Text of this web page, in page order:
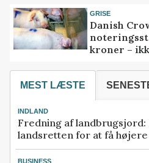
GRISE
Danish
kroner –
MEST LÆSTE
INDLAND
Fredning af landbrugsjord:
landsretten for at få
BUSINESS